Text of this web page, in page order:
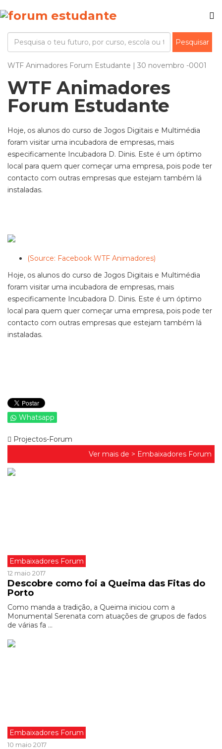
WTF Animadores Forum Estudante | 30 novembro -0001
WTF Animadores
Forum Estudante
Hoje, os alunos do curso de Jogos Digitais e Multimédia
foram visitar uma incubadora de empresas, mais
especificamente Incubadora D. Dinis. Este é um óptimo
local para quem quer começar uma empresa, pois pode ter
contacto com outras empresas que estejam também lá
instaladas.
(Source: Facebook WTF Animadores)
Hoje, os alunos do curso de Jogos Digitais e Multimédia
foram visitar uma incubadora de empresas, mais
especificamente Incubadora D. Dinis. Este é um óptimo
local para quem quer começar uma empresa, pois pode ter
contacto com outras empresas que estejam também lá
instaladas.
Whatsapp
Projectos-Forum
Ver mais de > Embaixadores Forum
Embaixadores Forum
12 maio 2017
Descobre como foi a Queima das Fitas do
Porto
Como manda a tradição, a Queima iniciou com a
Monumental Serenata com atuações de grupos de fados
de várias fa ...
Embaixadores Forum
10 maio 2017